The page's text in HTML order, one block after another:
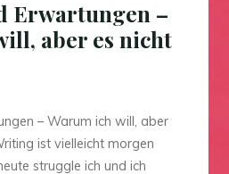
Erwartungen –
aber es nicht
– Warum ich will, aber
ist vielleicht morgen
struggle ich und ich